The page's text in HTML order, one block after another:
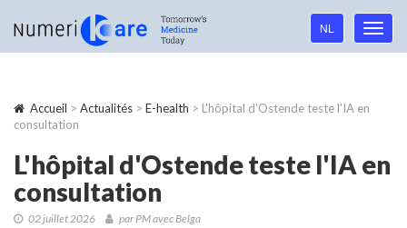
Language
navigation
NL
Accueil > Actualités > E-health > L'hôpital d'Ostende teste l'IA en
consultation
L'hôpital d'Ostende teste l'IA en
consultation
02 juillet 2026 par PM avec Belga